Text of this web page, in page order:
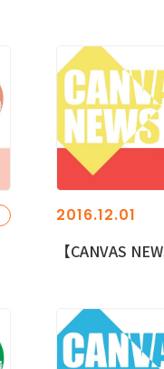
2016.12.01
【CANVAS